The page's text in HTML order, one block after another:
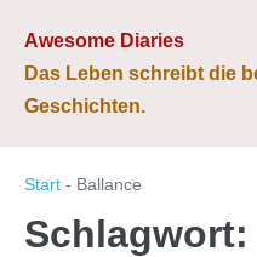
Inhalt
springen
Awesome Diaries
Das Leben schreibt die
Geschichten.
Start - Ballance
Schlagwort: